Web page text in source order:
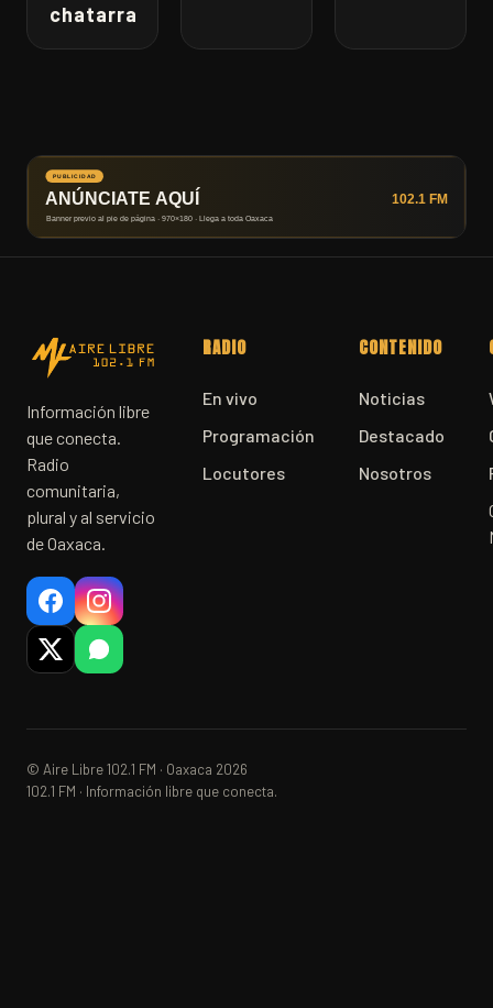
chatarra
Información libre
que conecta.
Radio
comunitaria,
plural y al servicio
de Oaxaca.
RADIO
En vivo
Programación
Locutores
CONTENIDO
Noticias
Destacado
Nosotros
© Aire Libre 102.1 FM · Oaxaca 2026
102.1 FM · Información libre que conecta.